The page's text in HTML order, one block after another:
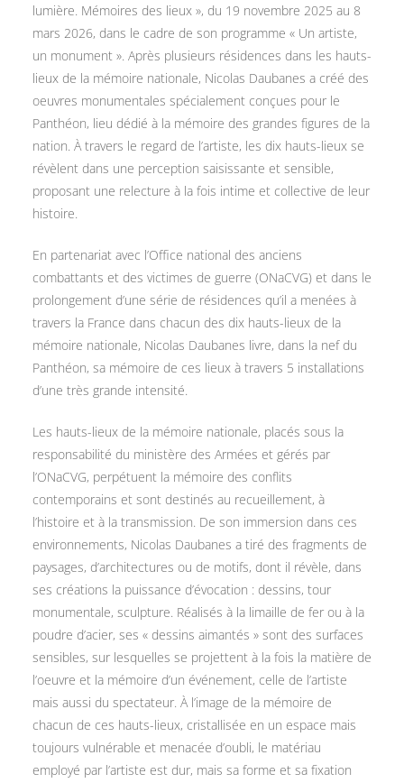
lumière. Mémoires des lieux », du 19 novembre 2025 au 8
mars 2026, dans le cadre de son programme « Un artiste,
un monument ». Après plusieurs résidences dans les hauts-
lieux de la mémoire nationale, Nicolas Daubanes a créé des
oeuvres monumentales spécialement conçues pour le
Panthéon, lieu dédié à la mémoire des grandes figures de la
nation. À travers le regard de l’artiste, les dix hauts-lieux se
révèlent dans une perception saisissante et sensible,
proposant une relecture à la fois intime et collective de leur
histoire.
En partenariat avec l’Office national des anciens
combattants et des victimes de guerre (ONaCVG) et dans le
prolongement d’une série de résidences qu’il a menées à
travers la France dans chacun des dix hauts-lieux de la
mémoire nationale, Nicolas Daubanes livre, dans la nef du
Panthéon, sa mémoire de ces lieux à travers 5 installations
d’une très grande intensité.
Les hauts-lieux de la mémoire nationale, placés sous la
responsabilité du ministère des Armées et gérés par
l’ONaCVG, perpétuent la mémoire des conflits
contemporains et sont destinés au recueillement, à
l’histoire et à la transmission. De son immersion dans ces
environnements, Nicolas Daubanes a tiré des fragments de
paysages, d’architectures ou de motifs, dont il révèle, dans
ses créations la puissance d’évocation : dessins, tour
monumentale, sculpture. Réalisés à la limaille de fer ou à la
poudre d’acier, ses « dessins aimantés » sont des surfaces
sensibles, sur lesquelles se projettent à la fois la matière de
l’oeuvre et la mémoire d’un événement, celle de l’artiste
mais aussi du spectateur. À l’image de la mémoire de
chacun de ces hauts-lieux, cristallisée en un espace mais
toujours vulnérable et menacée d’oubli, le matériau
employé par l’artiste est dur, mais sa forme et sa fixation